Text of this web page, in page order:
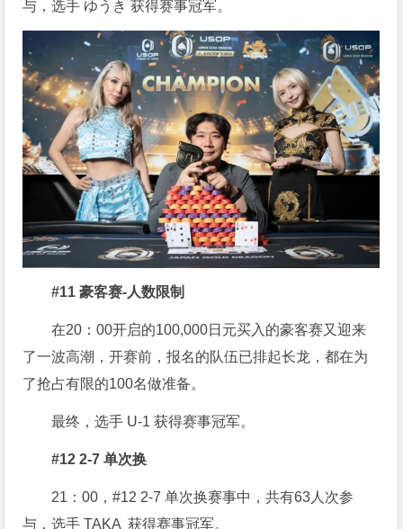
与，选手 ゆうき 获得赛事冠军。
#11 豪客赛-人数限制
在20：00开启的100,000日元买入的豪客赛又迎来
了一波高潮，开赛前，报名的队伍已排起长龙，都在为
了抢占有限的100名做准备。
最终，选手 U-1 获得赛事冠军。
#12 2-7 单次换
21：00，#12 2-7 单次换赛事中，共有63人次参
与，选手 TAKA 获得赛事冠军。